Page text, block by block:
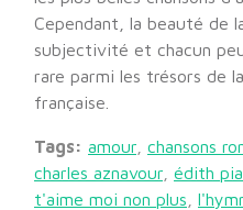
Cependant, la beauté de
subjectivité et chacun
rare parmi les trésors de
française.
Tags: amour chansons
charles aznavour édith
t'aime moi non plus